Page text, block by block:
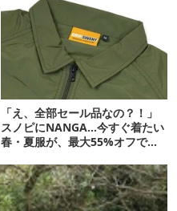
「え、全部セール品なの？！」
スノピにNANGA…今すぐ着たい
春・夏服が、最大55%オフで狙